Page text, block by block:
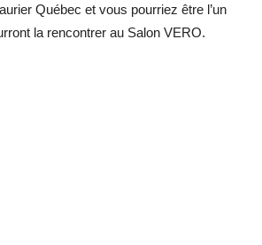
Québec et vous pourriez être l’un
la rencontrer au Salon VERO.